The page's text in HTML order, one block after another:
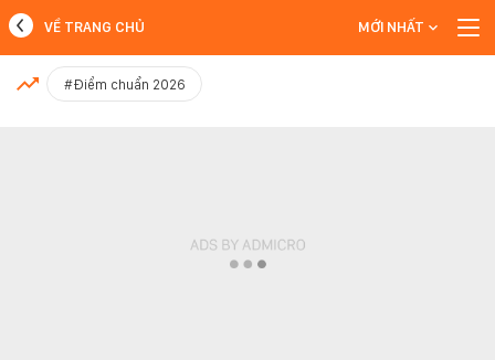
MỚI NHẤT
VỀ TRANG CHỦ MỚI NHẤT
#Điểm chuẩn 2026